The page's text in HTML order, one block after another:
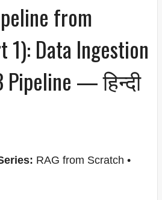
from
1): Data Ingestion
Pipeline — हिन्दी
RAG from Scratch •